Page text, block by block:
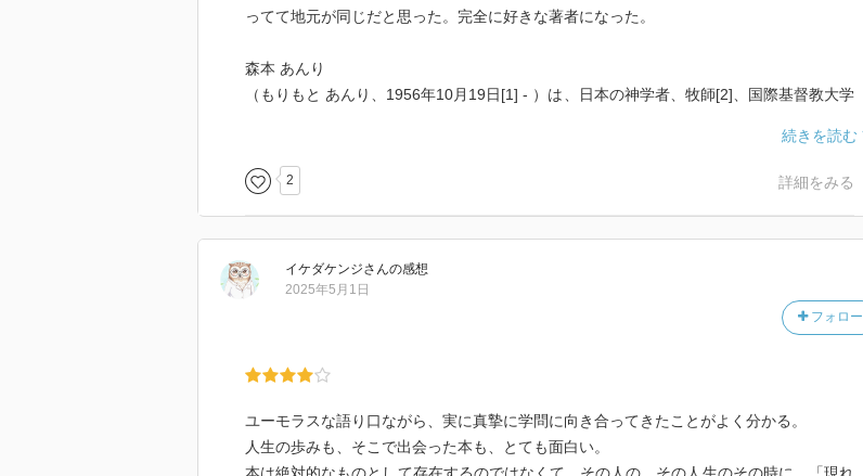
ってて地元が同じだと思った。完全に好きな著者になった。
森本 あんり
（もりもと あんり、1956年10月19日[1] - ）は、日本の神学者、牧師[2]、国際基督教大学
生まれ[2]。幼い頃に実母を亡くし、実父と継母（父の再婚相手）を両親として育った
[6]。父親は画家・グラフィックデザイナー[7]。1975年東京都立小石川高等学校卒業[8]、
1979年国際基督教大学教養学部人文科学科卒業[9]。1982年東京神学大学大学院組織神学
91年国際基督教大学宗務部（国際基督教大学教会牧師）[注 1]、1997年同大学準教授[注
2]、2001年教授、2012年-2020年[4]同大学学務副学長[9]。2022年4月1日[3][4]-2026年3
月31日[5]東京女子大学・第17代目学長。1996年『ジョナサン・エドワーズ研究』（創文
リフォルニア大学バークレー校で客員教授を務める[9]。小田嶋隆とは小中高[注 3]の同級
「しかし、わたしの父には別の意味ではっきりとした意図があった。なぜ『ファーブル昆
2 詳細をみる
イケダケンジさんの感想
フォロー
2025年5月1日
ユーモラスな語り口ながら、実に真摯に学問に向き合ってきたことがよく分かる。
人生の歩みも、そこで出会った本も、とても面白い。